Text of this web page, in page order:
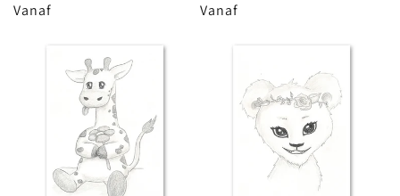
Normale
Vanaf
Normale
Vanaf